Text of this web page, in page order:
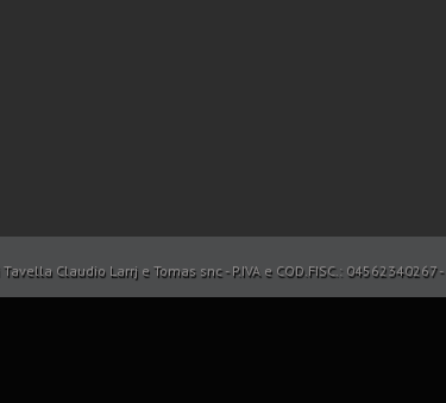
Tavella Claudio Larrj e Tomas snc - P.IVA e COD.FISC.: 04562340267 -